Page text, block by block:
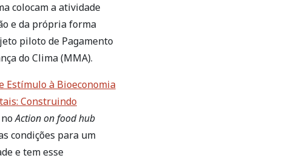
colocam a atividade
e da própria forma
piloto de Pagamento
do Clima (MMA).
Estímulo à Bioeconomia
Construindo
noAction on food hub
condições para um
e tem esse